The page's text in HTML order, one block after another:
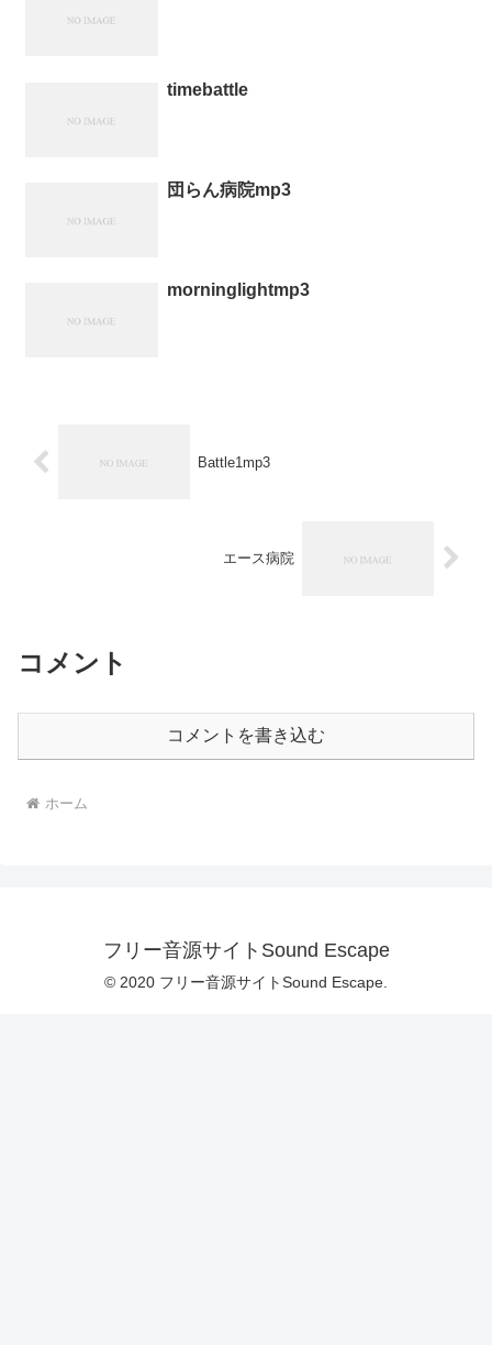
timebattle
団らん病院mp3
morninglightmp3
Battle1mp3
エース病院
コメント
コメントを書き込む
ホーム
フリー音源サイトSound Escape
© 2020 フリー音源サイトSound Escape.